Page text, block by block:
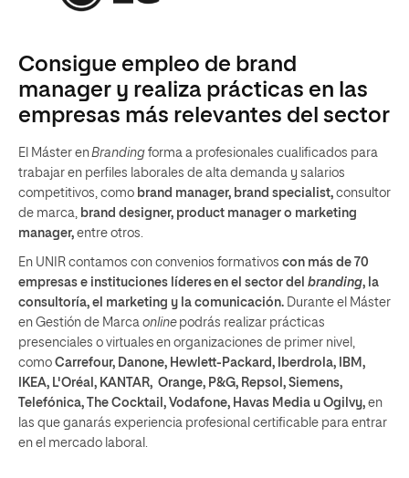
Consigue empleo de brand
manager y realiza prácticas en las
empresas más relevantes del sector
El Máster enBranding forma a profesionales cualificados para
trabajar en perfiles laborales de alta demanda y salarios
competitivos, como brand manager, brand specialist, consultor
de marca, brand designer, product manager o marketing
manager, entre otros.
En UNIR contamos con convenios formativos con más de 70
empresas e instituciones líderes en el sector del branding, la
consultoría, el marketing y la comunicación. Durante el Máster
en Gestión de Marca online podrás realizar prácticas
presenciales o virtuales en organizaciones de primer nivel,
como Carrefour, Danone, Hewlett-Packard, Iberdrola, IBM,
IKEA, L'Oréal, KANTAR, Orange, P&G, Repsol, Siemens,
Telefónica, The Cocktail, Vodafone, Havas Media u Ogilvy, en
las que ganarás experiencia profesional certificable para entrar
en el mercado laboral.